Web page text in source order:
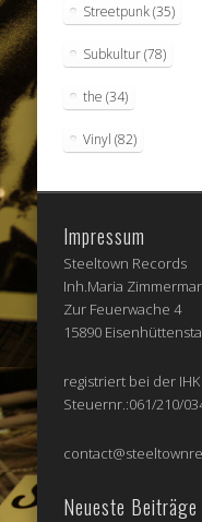
Streetpunk(35)
Subkultur(78)
the (34)
Vinyl (82)
Impressum
Steeltown Records
Inh.Maria
Zur Feuerwache 4
15890
registriert bei der
Steuernr.:061/210/
Neueste Beiträge